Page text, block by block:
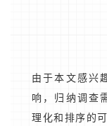
由于本文感兴
响，归纳调查
理化和排序的